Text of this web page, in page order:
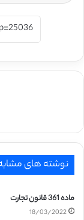
نوشته های
ماده 361 قانون تجارت
18/03/2022